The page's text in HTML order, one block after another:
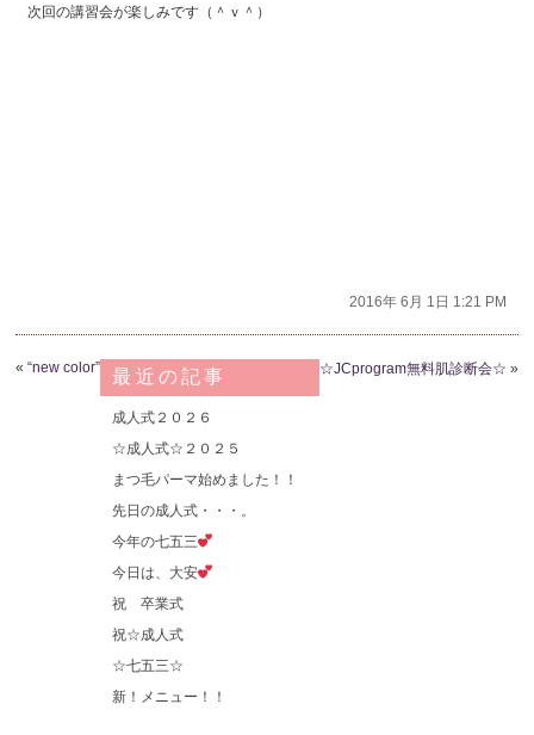
次回の講習会が楽しみです（＾ｖ＾）
2016年 6月 1日 1:21 PM
«“new color” ☆JCprogram無料肌診断会☆ »
最近の記事
成人式２０２６
☆成人式☆２０２５
まつ毛パーマ始めました！！
先日の成人式・・・。
今年の七五三
今日は、大安
祝 卒業式
祝☆成人式
☆七五三☆
新！メニュー！！